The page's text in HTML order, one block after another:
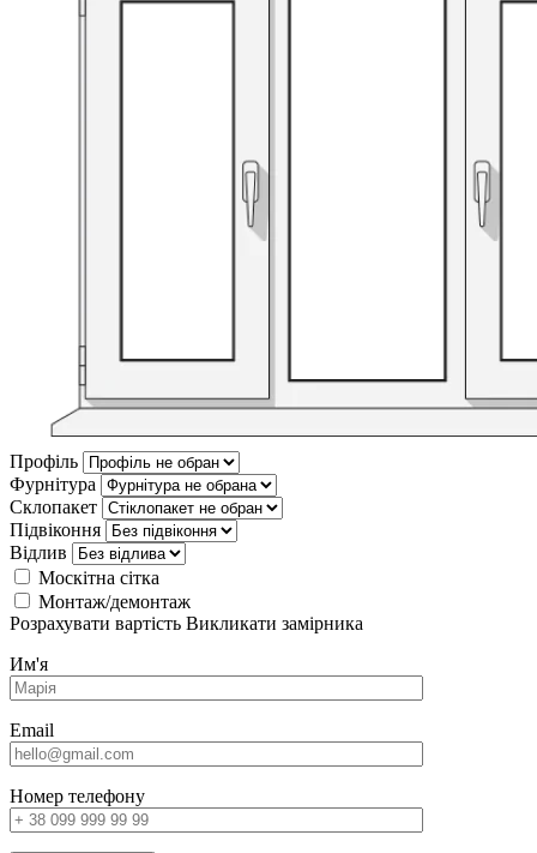
Профіль
Фурнітура
Склопакет
Підвіконня
Відлив
Москітна сітка
Монтаж/демонтаж
Розрахувати вартість Викликати замірника
Им'я
Email
Номер телефону